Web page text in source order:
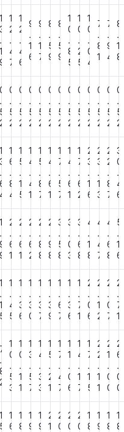
1
3
.
1
9
1
2
.
4
7
1
2
.
4
6
9
.
1
6
9
.
1
7
8
.
5
9
8
.
5
9
1
0
.
8
5
1
0
.
2
5
1
0
.
0
4
7
.
8
1
7
.
9
4
8
.
1
8
0
.
5
2
0
.
5
2
0
.
5
2
0
.
5
2
0
.
5
2
0
.
5
2
0
.
5
2
0
.
5
2
0
.
5
2
0
.
5
2
0
.
5
2
0
.
5
2
0
.
5
2
1
3
.
6
4
1
6
.
8
4
1
5
.
1
5
1
4
.
4
1
1
5
.
8
7
1
4
.
6
1
1
7
.
5
7
1
4
.
6
1
1
7
.
6
2
2
3
.
1
6
2
3
.
1
3
2
2
.
8
7
3
0
.
4
6
1
.
9
9
2
.
6
1
2
.
6
1
2
.
6
2
2
.
8
8
2
.
9
8
3
.
5
8
3
.
0
3
3
.
6
8
4
.
1
8
4
.
4
7
4
.
6
8
5
.
1
6
1
.
1
5
1
.
4
5
1
.
3
6
1
.
3
0
1
.
3
7
1
.
3
9
1
.
6
7
1
.
3
6
1
.
7
1
2
.
0
6
2
.
1
2
2
.
0
7
2
.
7
1
7
.
8
2
1
0
.
5
3
1
0
.
1
1
1
3
.
5
7
1
4
.
3
3
1
5
.
2
1
1
7
.
4
7
1
1
.
0
6
1
4
.
1
7
1
7
.
1
5
2
2
.
1
1
2
1
.
0
0
2
6
.
0
0
1
5
1
6
1
8
1
9
1
9
2
1
2
0
2
0
2
0
1
8
1
9
1
8
1
8